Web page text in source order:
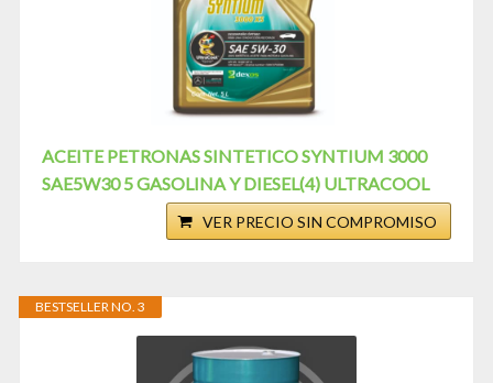
ACEITE PETRONAS SINTETICO SYNTIUM 3000
SAE5W30 5 GASOLINA Y DIESEL(4) ULTRACOOL
VER PRECIO SIN COMPROMISO
BESTSELLER NO. 3